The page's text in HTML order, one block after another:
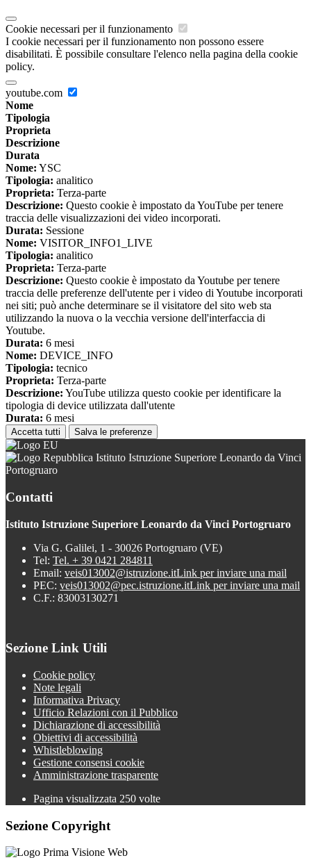
Cookie necessari per il funzionamento
I cookie necessari per il funzionamento non possono essere
disabilitati. È possibile consultare l'elenco nella pagina della cookie
policy.
youtube.com
Nome
Tipologia
Proprieta
Descrizione
Durata
Nome: YSC
Tipologia: analitico
Proprieta: Terza-parte
Descrizione: Questo cookie è impostato da YouTube per tenere
traccia delle visualizzazioni dei video incorporati.
Durata: Sessione
Nome: VISITOR_INFO1_LIVE
Tipologia: analitico
Proprieta: Terza-parte
Descrizione: Questo cookie è impostato da Youtube per tenere
traccia delle preferenze dell'utente per i video di Youtube incorporati
nei siti; può anche determinare se il visitatore del sito web sta
utilizzando la nuova o la vecchia versione dell'interfaccia di
Youtube.
Durata: 6 mesi
Nome: DEVICE_INFO
Tipologia: tecnico
Proprieta: Terza-parte
Descrizione: YouTube utilizza questo cookie per identificare la
tipologia di device utilizzata dall'utente
Durata: 6 mesi
Accetta tutti Salva le preferenze
Istituto Istruzione Superiore Leonardo da Vinci
Portogruaro
Contatti
Istituto Istruzione Superiore Leonardo da Vinci Portogruaro
Via G. Galilei, 1 - 30026 Portogruaro (VE)
Tel: Tel. + 39 0421 284811
Email: veis013002@istruzione.itLink per inviare una mail
PEC: veis013002@pec.istruzione.itLink per inviare una mail
C.F.: 83003130271
Sezione Link Utili
Cookie policy
Note legali
Informativa Privacy
Ufficio Relazioni con il Pubblico
Dichiarazione di accessibilità
Obiettivi di accessibilità
Whistleblowing
Gestione consensi cookie
Amministrazione trasparente
Pagina visualizzata 250 volte
Sezione Copyright